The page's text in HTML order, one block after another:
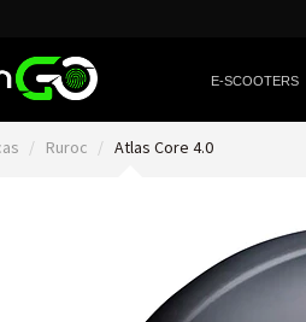
E-SCOOTERS
Ruroc Atlas Core 4.0